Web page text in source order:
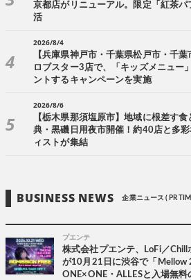
京都店がリニューアル。限定「紅茶パ
活
2026/8/4
【兵庫県神戸市・千葉県松戸市・千葉
ロブスター3店で、「キッズメニュー
ントするキャンペーンを実施
2026/8/6
【栃木県那須塩原市】地域に根差す食
典・黒磯日用夜市開催！約40店と多
ィストが集結
BUSINESS NEWS 企業ニュース ( PR
プエンテ
株式会社プエンテ、LoFi／Chill
が10月21日に渋谷で「Mellow
ONE×ONE・ALLESと入場無